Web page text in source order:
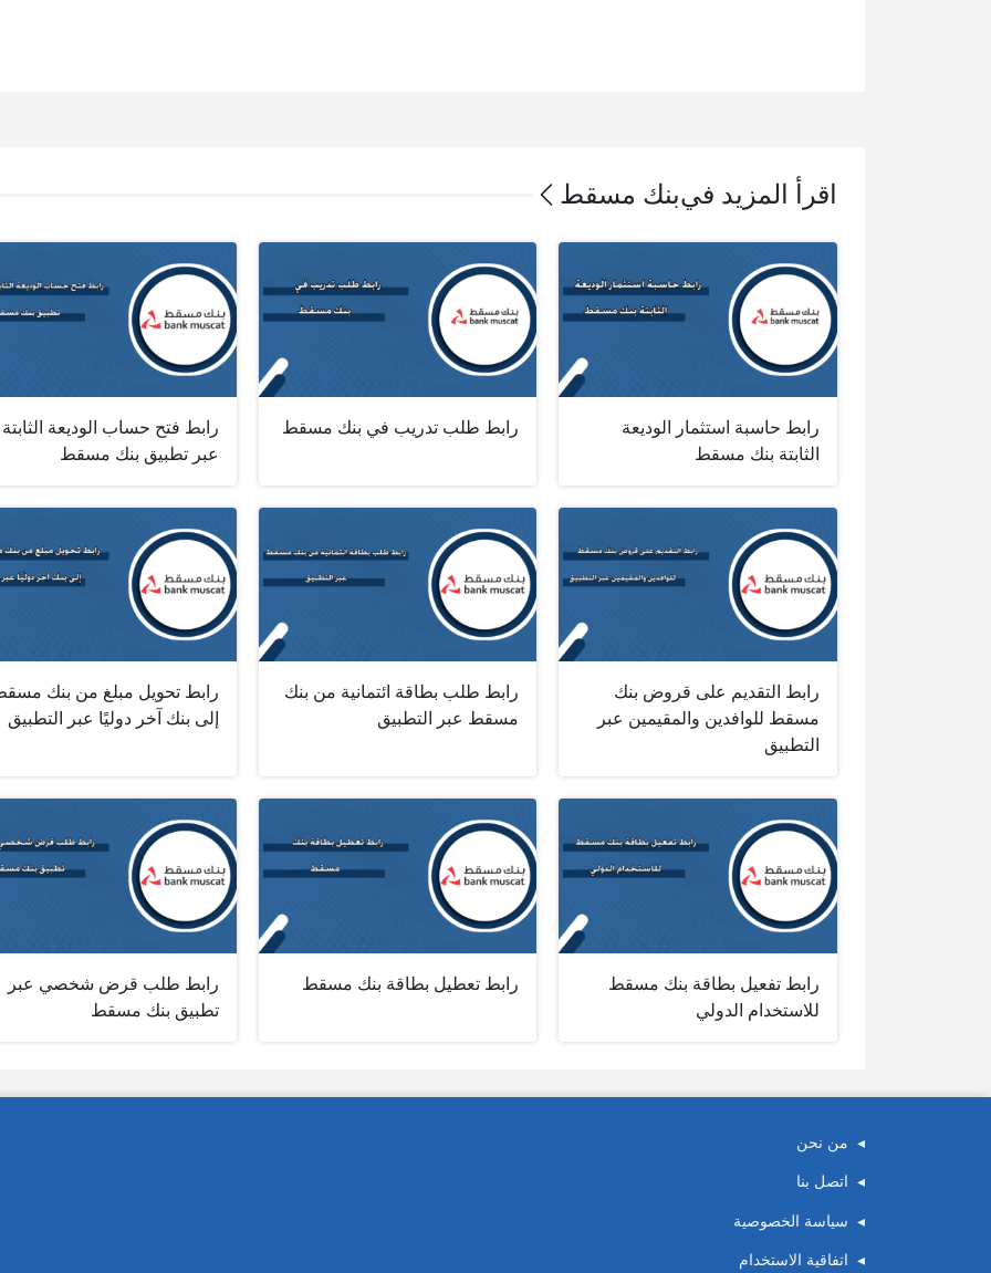
اقرأ المزيد فيبنك مسقط
رابط حاسبة استثمار الوديعة
الثابتة بنك مسقط
رابط طلب تدريب في بنك مسقط
رابط فتح حساب الوديعة الثابتة
عبر تطبيق بنك مسقط
رابط التقديم على قروض بنك
مسقط للوافدين والمقيمين عبر
التطبيق
رابط طلب بطاقة ائتمانية من بنك
مسقط عبر التطبيق
رابط تحويل مبلغ من بنك
إلى بنك آخر دوليًا عبر التطبيق
رابط تفعيل بطاقة بنك مسقط
للاستخدام الدولي
رابط تعطيل بطاقة بنك مسقط
رابط طلب قرض شخصي عبر
تطبيق بنك مسقط
من نحن
اتصل بنا
سياسة الخصوصية
اتفاقية الاستخدام